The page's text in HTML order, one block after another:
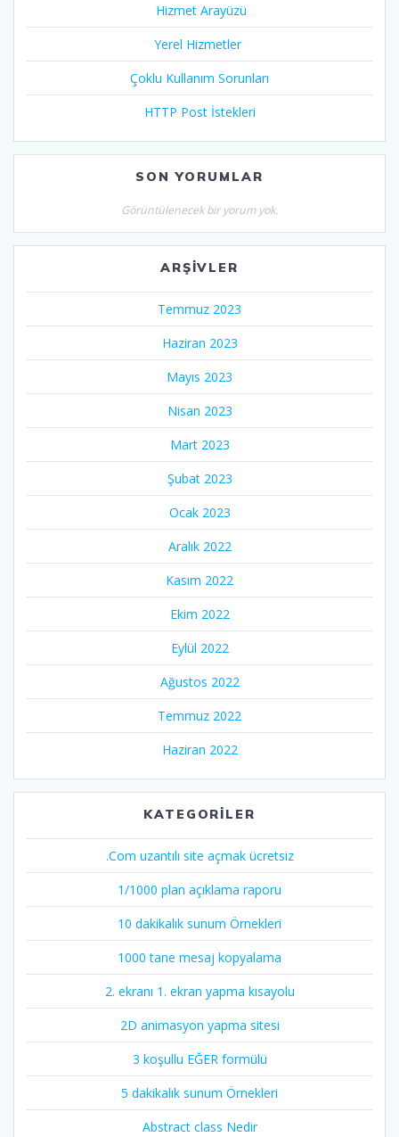
Hizmet Arayüzü
Yerel Hizmetler
Çoklu Kullanım Sorunları
HTTP Post İstekleri
SON YORUMLAR
Görüntülenecek bir yorum yok.
ARŞIVLER
Temmuz 2023
Haziran 2023
Mayıs 2023
Nisan 2023
Mart 2023
Şubat 2023
Ocak 2023
Aralık 2022
Kasım 2022
Ekim 2022
Eylül 2022
Ağustos 2022
Temmuz 2022
Haziran 2022
KATEGORILER
.Com uzantılı site açmak ücretsiz
1/1000 plan açıklama raporu
10 dakikalık sunum Örnekleri
1000 tane mesaj kopyalama
2. ekranı 1. ekran yapma kısayolu
2D animasyon yapma sitesi
3 koşullu EĞER formülü
5 dakikalık sunum Örnekleri
Abstract class Nedir